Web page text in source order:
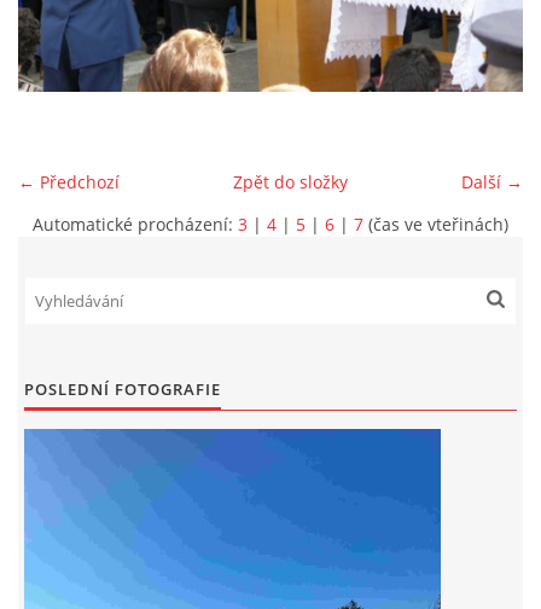
DRUŽSTVO MUŽŮ
VÝROČNÍ ZPRÁVY
KRAJE
OBYVATELSTVA ČR
← Předchozí Další →
Zpět do složky
Automatické procházení: 3 | 4 | 5 | 6 | 7 (čas ve vteřinách)
POSLEDNÍ FOTOGRAFIE